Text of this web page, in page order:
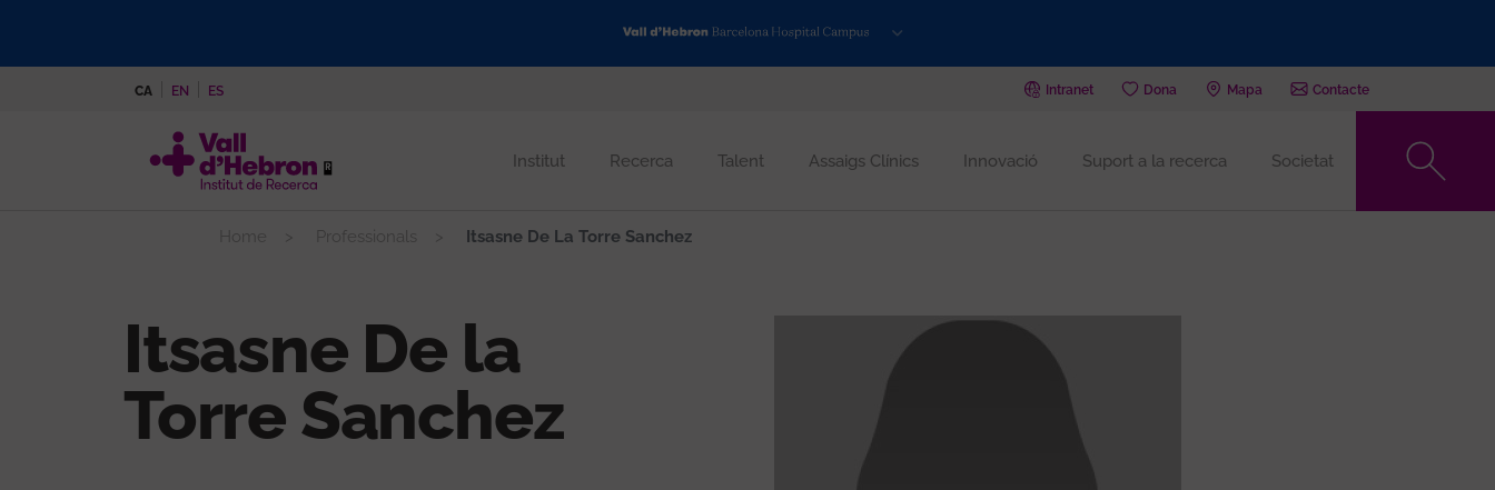
CA EN ES Intranet Dona Mapa Contacte
Institut Recerca Talent Assaigs Clínics Innovació Suport a la recerca Societat
Home Professionals Itsasne De La Torre Sanchez
Itsasne De la
Torre Sanchez